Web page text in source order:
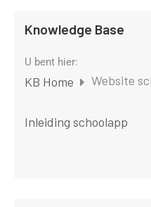
Knowledge Base
U bent hier:
KB Home Website
Inleiding schoolapp